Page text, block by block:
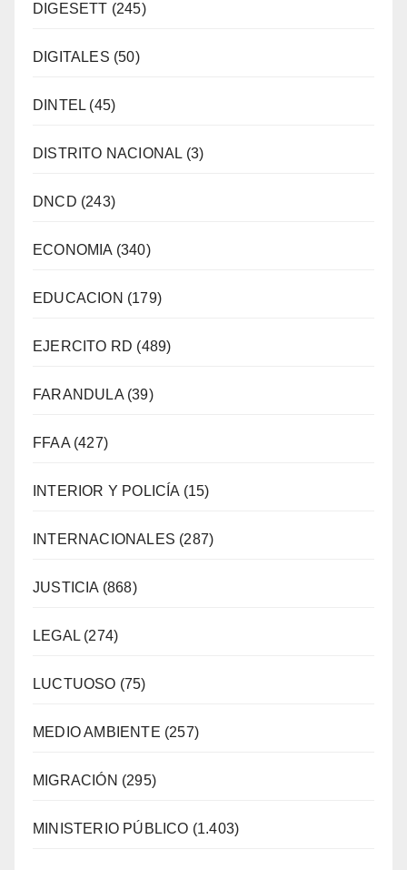
DIGESETT (245)
DIGITALES (50)
DINTEL(45)
DISTRITO NACIONAL(3)
DNCD (243)
ECONOMIA(340)
EDUCACION (179)
EJERCITO RD (489)
FARANDULA(39)
FFAA(427)
INTERIOR Y POLICÍA(15)
INTERNACIONALES (287)
JUSTICIA(868)
LEGAL(274)
LUCTUOSO (75)
MEDIO AMBIENTE (257)
MIGRACIÓN (295)
MINISTERIO PÚBLICO (1.403)